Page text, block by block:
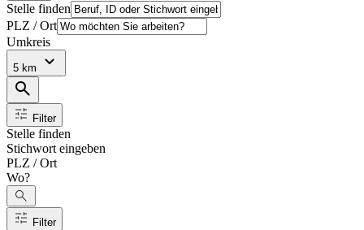
Stelle finden
PLZ / Ort
Umkreis
5 km
keyboard_arrow_down
search
tune Filter
Stelle finden
Stichwort eingeben
PLZ / Ort
Wo?
search
tune Filter